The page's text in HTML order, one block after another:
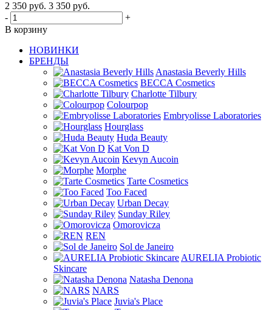
2 350 руб. 3 350 руб.
-
+
В корзину
НОВИНКИ
БРЕНДЫ
Anastasia Beverly Hills
BECCA Cosmetics
Charlotte Tilbury
Colourpop
Embryolisse Laboratories
Hourglass
Huda Beauty
Kat Von D
Kevyn Aucoin
Morphe
Tarte Cosmetics
Too Faced
Urban Decay
Sunday Riley
Omorovicza
REN
Sol de Janeiro
AURELIA Probiotic
Skincare
Natasha Denona
NARS
Juvia's Place